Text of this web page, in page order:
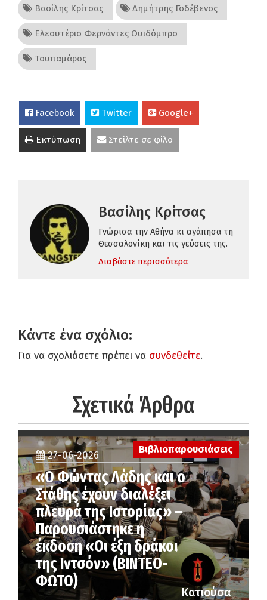
Βασίλης Κρίτσας Δημήτρης Γοδέβενος
Ελεουτέριο Φερνάντες Ουιδόμπρο
Τουπαμάρος
Facebook Twitter Google+
Εκτύπωση Στείλτε σε φίλο
Βασίλης Κρίτσας
Γνώρισα την Αθήνα κι αγάπησα τη
Θεσσαλονίκη και τις γεύσεις της.
Διαβάστε περισσότερα
Κάντε ένα σχόλιο:
Για να σχολιάσετε πρέπει να συνδεθείτε.
Σχετικά Άρθρα
Βιβλιοπαρουσιάσεις
27-06-2026
«Ο Φώντας Λάδης και ο
Στάθης έχουν διαλέξει
πλευρά της Ιστορίας» –
Παρουσιάστηκε η
έκδοση «Οι έξη δράκοι
της Ιντσόν» (ΒΙΝΤΕΟ-
ΦΩΤΟ)
Κατιούσα